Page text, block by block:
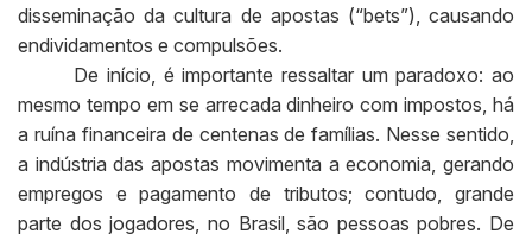
disseminação da cultura de apostas (“bets”), causando
endividamentos e compulsões.
De início, é importante ressaltar um paradoxo: ao
mesmo tempo em se arrecada dinheiro com impostos, há
a ruína financeira de centenas de famílias. Nesse sentido,
a indústria das apostas movimenta a economia, gerando
empregos e pagamento de tributos; contudo, grande
parte dos jogadores, no Brasil, são pessoas pobres. De